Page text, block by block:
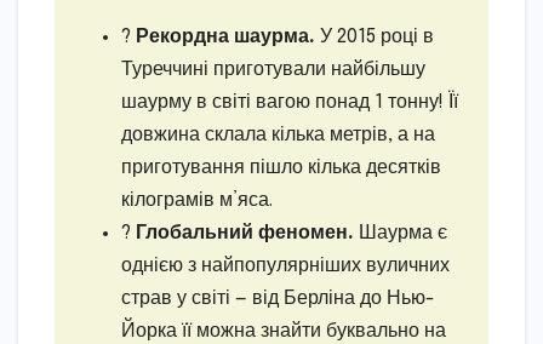
? Рекордна шаурма. У 2015 році в
Туреччині приготували найбільшу
шаурму в світі вагою понад 1 тонну! Її
довжина склала кілька метрів, а на
приготування пішло кілька десятків
кілограмів м’яса.
? Глобальний феномен. Шаурма є
однією з найпопулярніших вуличних
страв у світі — від Берліна до Нью-
Йорка її можна знайти буквально на